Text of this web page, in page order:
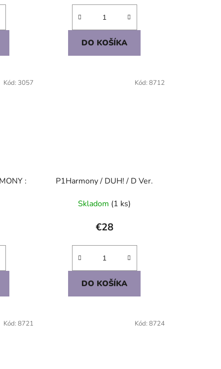
DO KOŠÍKA
:
Kód: 3057
P1Harmony / DUH! / D Ver.
Skladom (1 ks)
€28
DO KOŠÍKA
Kód: 8712
Kód: 8721 Kód: 8724